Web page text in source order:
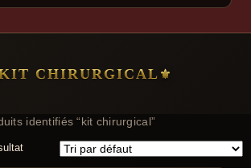
CHIRURGICAL
identifiés “kit chirurgical”